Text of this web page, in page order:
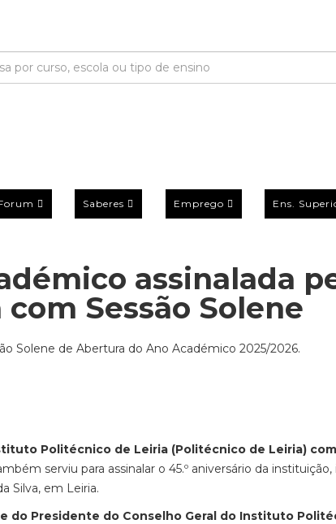
Saberes Emprego Ens.
assinalada
Sessão Solene
Solene de Abertura do Ano Académico 2025/2026.
Politécnico de Leiria (Politécnico de Leiria)
serviu para assinalar o 45.º aniversário da instituição,
Silva, em Leiria.
do Presidente do Conselho Geral do Instituto